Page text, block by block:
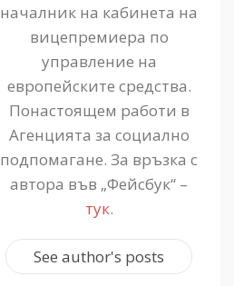
началник на кабинета на
вицепремиера по
управление на
европейските средства.
Понастоящем работи в
Агенцията за социално
подпомагане. За връзка с
автора във „Фейсбук“ –
тук.
See author's posts